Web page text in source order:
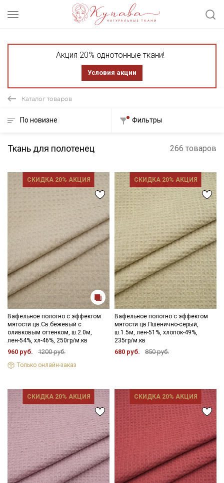
Акция 20% однотонные ткани!
Условия акции
Каталог товаров
По новизне Фильтры
Ткань для полотенец 266 товаров
СКИДКА 20% АКЦИЯ
Вафельное полотно с эффектом
мятости цв.Св.бежевый с
оливковым оттенком, ш.2.0м,
лен-54%, хл-46%, 250гр/м.кв
960 руб. 1200 руб.
Только онлайн-заказ
СКИДКА 20% АКЦИЯ
Вафельное полотно с эффектом
мятости цв.Пшенично-серый,
ш.1.5м, лен-51%, хлопок-49%,
235гр/м.кв
680 руб. 850 руб.
СКИДКА 20% АКЦИЯ СКИДКА 20% АКЦИЯ